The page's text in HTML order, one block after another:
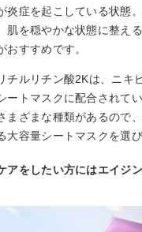
炎症を起こしている状態
肌を穏やかな状態に整え
おすすめです。
チルリチン酸2Kは、ニキ
ートマスクに配合されて
まざまな種類があるので
大容量シートマスクを選び
アをしたい方にはエイジ